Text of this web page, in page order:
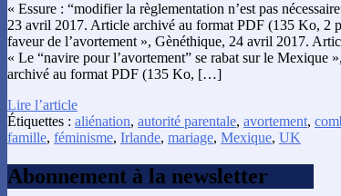
« Essure : “modifier la règlementation n’est pas
23 avril 2017. Article archivé au format PDF (135 Ko, 2
faveur de l’avortement », Gènéthique, 24 avril 2017.
« Le “navire pour l’avortement” se rabat sur le Mexique
archivé au format PDF (135 Ko, […]
Lire l’article
Étiquettes : aliénation, autorité parentale, avortement,
famille, féminisme, Irlande, mariage, Mexique, UK
Abonnement à la newsletter